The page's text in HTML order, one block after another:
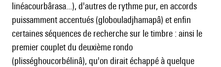
linéacourbârasa...), d'autres de rythme pur, en accords
puissamment accentués (globouladjhamapâ) et enfin
certaines séquences de recherche sur le timbre : ainsi le
premier couplet du deuxième rondo
(plisséghoucorbélinâ), qu'on dirait échappé à quelque